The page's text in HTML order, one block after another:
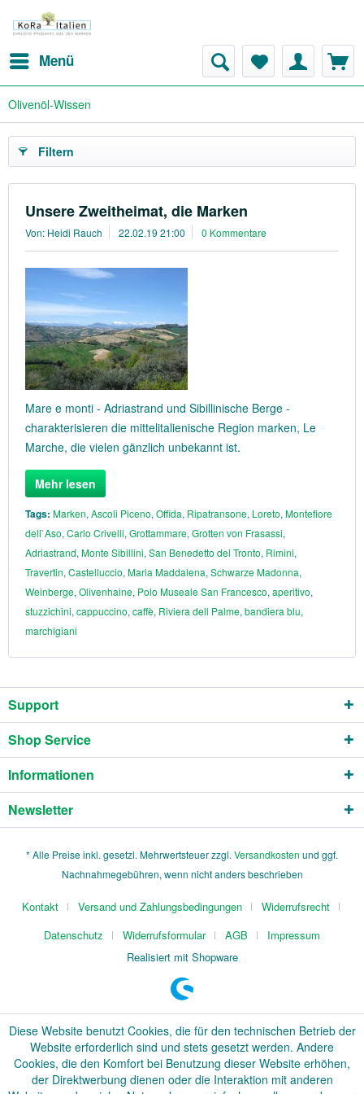
Menü
Olivenöl-Wissen
Filtern
Unsere Zweitheimat, die Marken
Von: Heidi Rauch 22.02.19 21:00 0 Kommentare
Mare e monti - Adriastrand und Sibillinische Berge -
charakterisieren die mittelitalienische Region marken, Le
Marche, die vielen gänzlich unbekannt ist.
Mehr lesen
Tags: Marken, Ascoli Piceno, Offida, Ripatransone, Loreto, Montefiore
dell`Aso, Carlo Crivelli, Grottammare, Grotten von Frasassi,
Adriastrand, Monte Sibillini, San Benedetto del Tronto, Rimini,
Travertin, Castelluccio, Maria Maddalena, Schwarze Madonna,
Weinberge, Olivenhaine, Polo Museale San Francesco, aperitivo,
stuzzichini, cappuccino, caffè, Riviera dell Palme, bandiera blu,
marchigiani
Support
Shop Service
Informationen
Newsletter
* Alle Preise inkl. gesetzl. Mehrwertsteuer zzgl. Versandkosten und ggf.
Nachnahmegebühren, wenn nicht anders beschrieben
Kontakt Versand und Zahlungsbedingungen
Widerrufsrecht
Datenschutz
Widerrufsformular AGB
Impressum
Realisiert mit Shopware
Diese Website benutzt Cookies, die für den technischen Betrieb der
Website erforderlich sind und stets gesetzt werden. Andere
Cookies, die den Komfort bei Benutzung dieser Website erhöhen,
der Direktwerbung dienen oder die Interaktion mit anderen